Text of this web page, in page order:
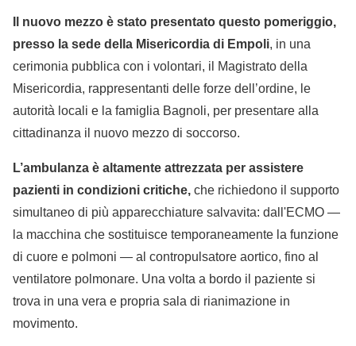
Il nuovo mezzo è stato presentato questo pomeriggio,
presso la sede della Misericordia di Empoli, in una
cerimonia pubblica con i volontari, il Magistrato della
Misericordia, rappresentanti delle forze dell’ordine, le
autorità locali e la famiglia Bagnoli, per presentare alla
cittadinanza il nuovo mezzo di soccorso.
L’ambulanza è altamente attrezzata per assistere
pazienti in condizioni critiche, che richiedono il supporto
simultaneo di più apparecchiature salvavita: dall'ECMO —
la macchina che sostituisce temporaneamente la funzione
di cuore e polmoni — al contropulsatore aortico, fino al
ventilatore polmonare. Una volta a bordo il paziente si
trova in una vera e propria sala di rianimazione in
movimento.